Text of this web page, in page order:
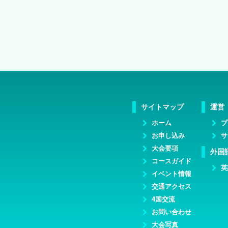
サイトマップ
ホーム
お申し込み
大会要項
コースガイド
イベント情報
交通アクセス
4国交流
お問い合わせ
大会写真
運営
外国